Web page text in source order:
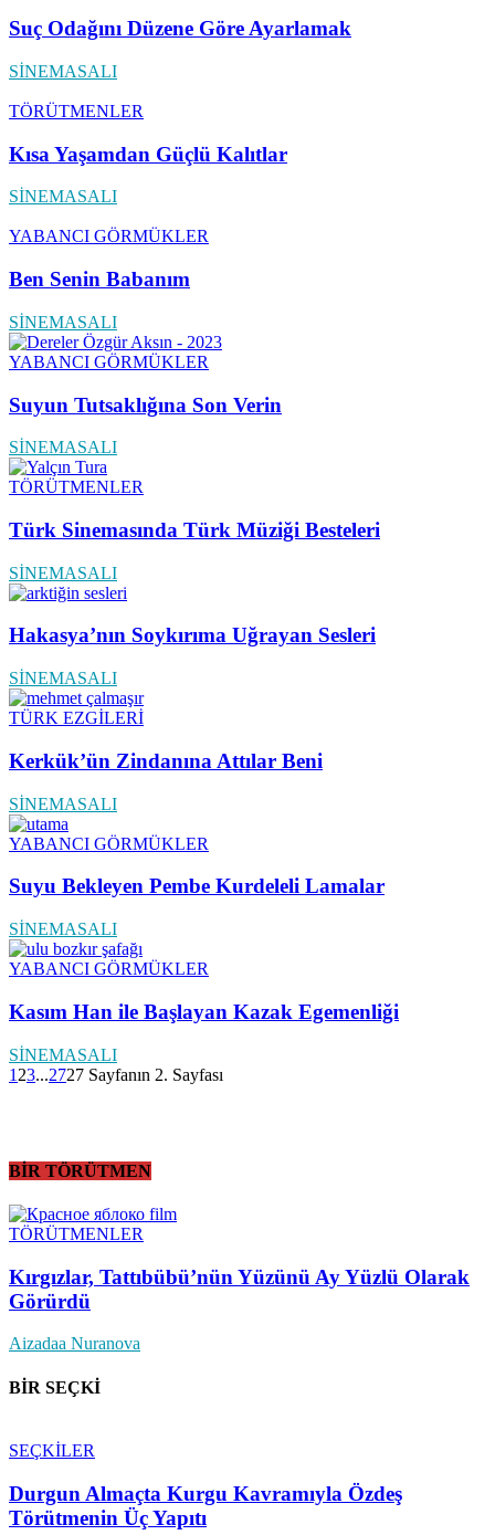
Suç Odağını Düzene Göre Ayarlamak
SİNEMASALI
TÖRÜTMENLER
Kısa Yaşamdan Güçlü Kalıtlar
SİNEMASALI
YABANCI GÖRMÜKLER
Ben Senin Babanım
SİNEMASALI
YABANCI GÖRMÜKLER
Suyun Tutsaklığına Son Verin
SİNEMASALI
TÖRÜTMENLER
Türk Sinemasında Türk Müziği Besteleri
SİNEMASALI
Hakasya’nın Soykırıma Uğrayan Sesleri
SİNEMASALI
TÜRK EZGİLERİ
Kerkük’ün Zindanına Attılar Beni
SİNEMASALI
YABANCI GÖRMÜKLER
Suyu Bekleyen Pembe Kurdeleli Lamalar
SİNEMASALI
YABANCI GÖRMÜKLER
Kasım Han ile Başlayan Kazak Egemenliği
SİNEMASALI
1 23...2727 Sayfanın 2. Sayfası
BİR TÖRÜTMEN
TÖRÜTMENLER
Kırgızlar, Tattıbübü’nün Yüzünü Ay Yüzlü Olarak
Görürdü
Aizadaa Nuranova
BİR SEÇKİ
SEÇKİLER
Durgun Almaçta Kurgu Kavramıyla Özdeş
Törütmenin Üç Yapıtı